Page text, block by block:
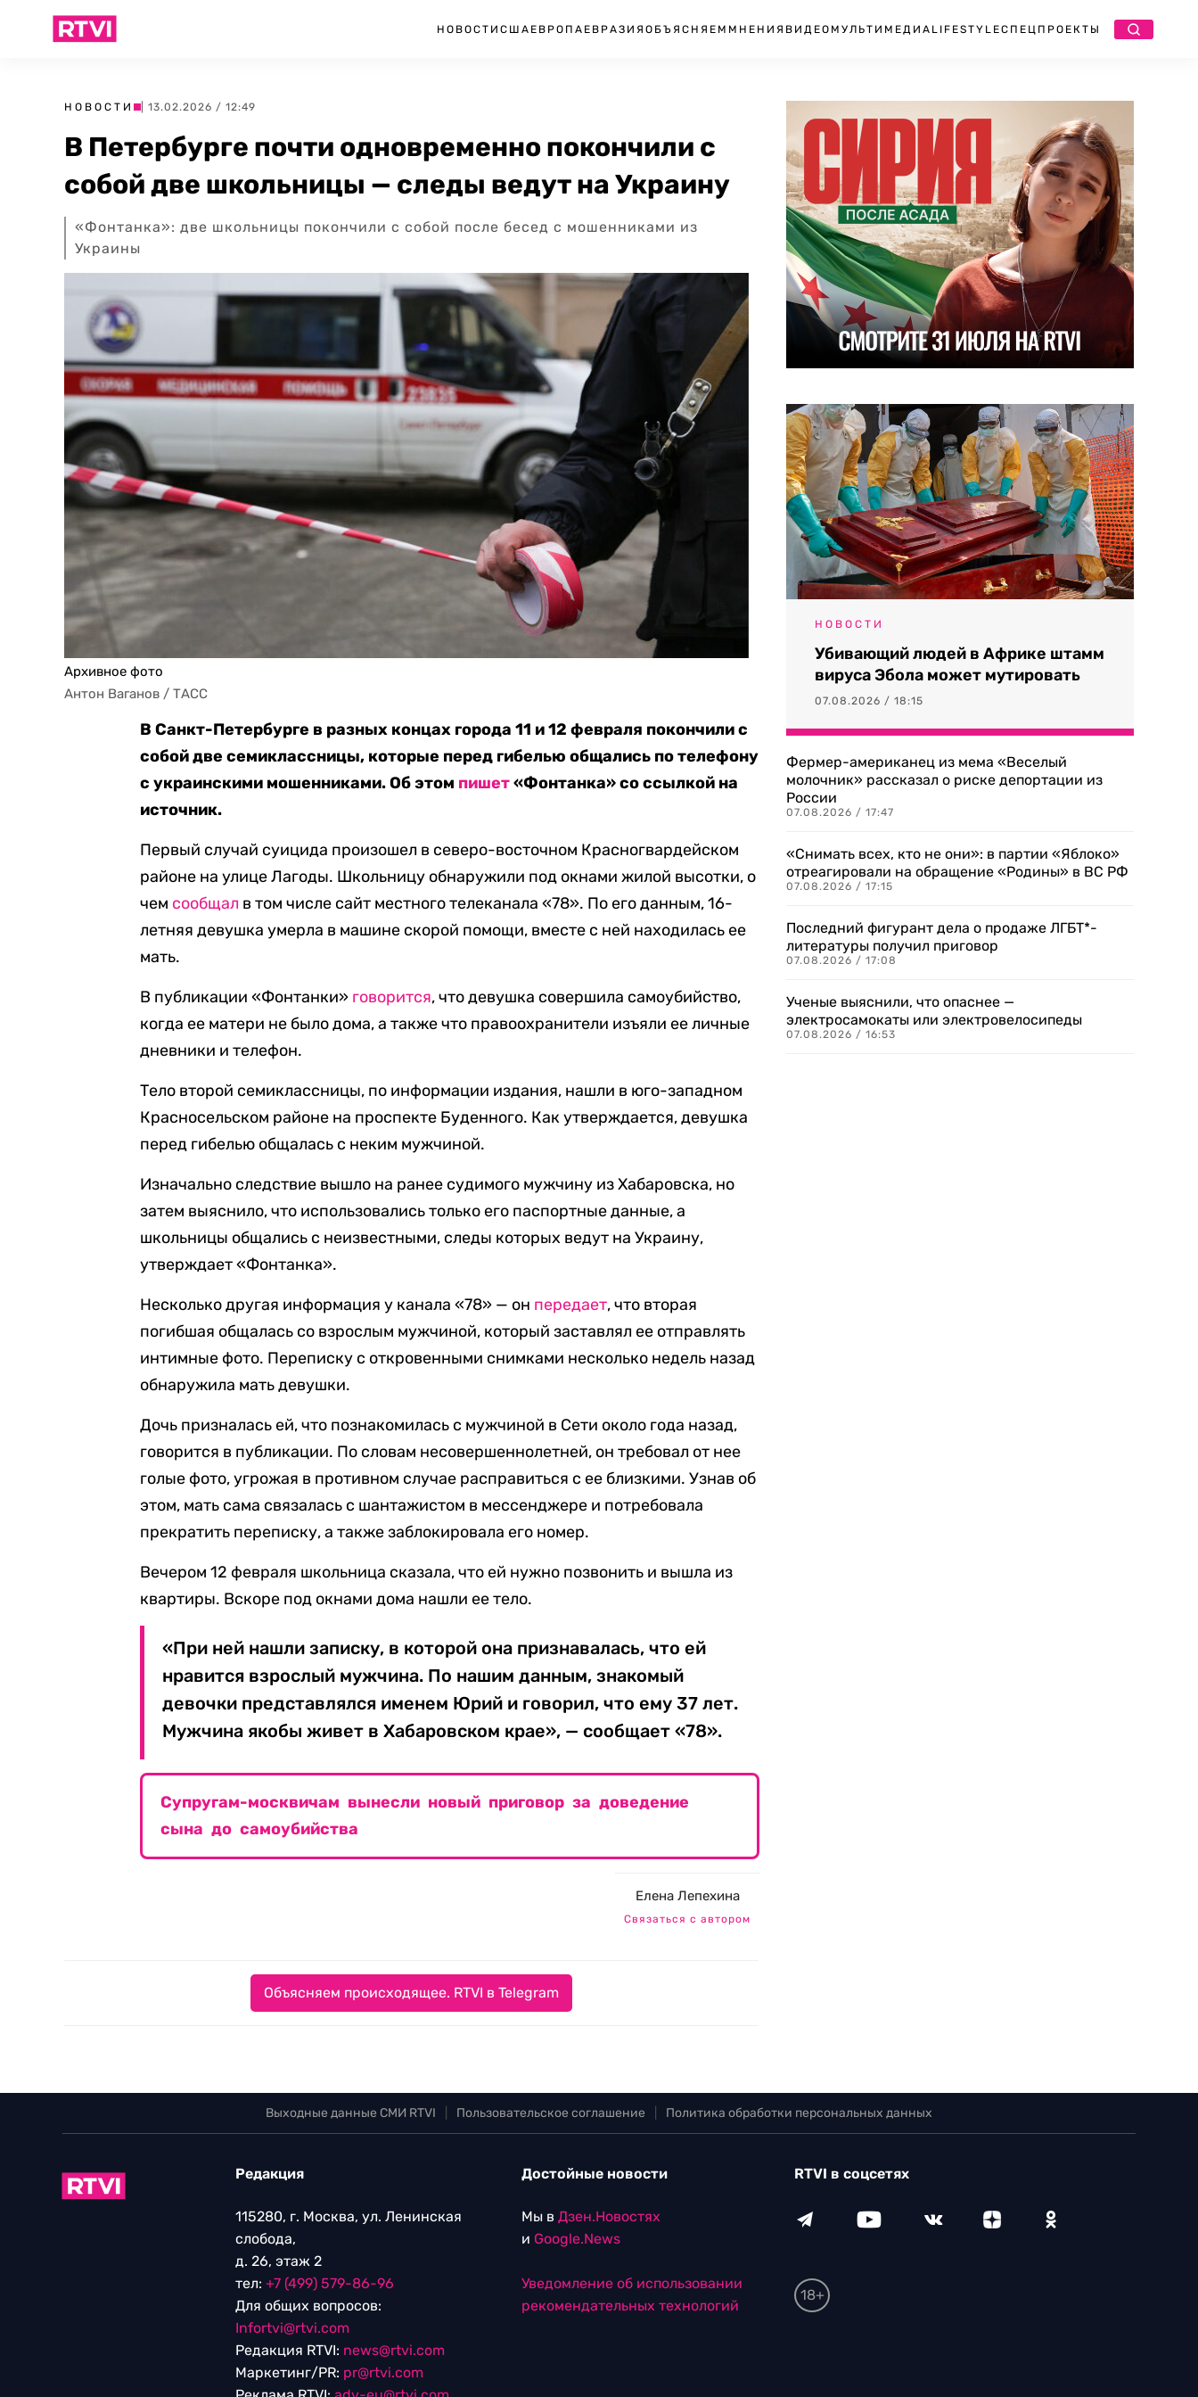
НОВОСТИ США ЕВРОПА ЕВРАЗИЯ ОБЪЯСНЯЕМ МНЕНИЯ ВИДЕО МУЛЬТИМЕДИА LIFESTYLEСПЕЦПРОЕКТЫ
НОВОСТИ | 13.02.2026 / 12:49
В Петербурге почти одновременно покончили с
собой две школьницы — следы ведут на Украину
«Фонтанка»: две школьницы покончили с собой после бесед с мошенниками из
Украины
Архивное фото
Антон Ваганов / ТАСС
В Санкт-Петербурге в разных концах города 11 и 12 февраля покончили с
собой две семиклассницы, которые перед гибелью общались по телефону
с украинскими мошенниками. Об этом пишет«Фонтанка» со ссылкой на
источник.
Первый случай суицида произошел в северо-восточном Красногвардейском
районе на улице Лагоды. Школьницу обнаружили под окнами жилой высотки, о
чем сообщал в том числе сайт местного телеканала «78». По его данным, 16-
летняя девушка умерла в машине скорой помощи, вместе с ней находилась ее
мать.
В публикации «Фонтанки» говорится, что девушка совершила самоубийство,
когда ее матери не было дома, а также что правоохранители изъяли ее личные
дневники и телефон.
Тело второй семиклассницы, по информации издания, нашли в юго-западном
Красносельском районе на проспекте Буденного. Как утверждается, девушка
перед гибелью общалась с неким мужчиной.
Изначально следствие вышло на ранее судимого мужчину из Хабаровска, но
затем выяснило, что использовались только его паспортные данные, а
школьницы общались с неизвестными, следы которых ведут на Украину,
утверждает «Фонтанка».
Несколько другая информация у канала «78» — он передает, что вторая
погибшая общалась со взрослым мужчиной, который заставлял ее отправлять
интимные фото. Переписку с откровенными снимками несколько недель назад
обнаружила мать девушки.
Дочь призналась ей, что познакомилась с мужчиной в Сети около года назад,
говорится в публикации. По словам несовершеннолетней, он требовал от нее
голые фото, угрожая в противном случае расправиться с ее близкими. Узнав об
этом, мать сама связалась с шантажистом в мессенджере и потребовала
прекратить переписку, а также заблокировала его номер.
Вечером 12 февраля школьница сказала, что ей нужно позвонить и вышла из
квартиры. Вскоре под окнами дома нашли ее тело.
«При ней нашли записку, в которой она признавалась, что ей
нравится взрослый мужчина. По нашим данным, знакомый
девочки представлялся именем Юрий и говорил, что ему 37 лет.
Мужчина якобы живет в Хабаровском крае», — сообщает «78».
Супругам-москвичам вынесли новый приговор за доведение
сына до самоубийства
Елена Лепехина
Связаться с автором
Объясняем происходящее. RTVI в Telegram
НОВОСТИ
Убивающий людей в Африке штамм
вируса Эбола может мутировать
07.08.2026 / 18:15
Фермер-американец из мема «Веселый
молочник» рассказал о риске депортации из
России
07.08.2026 / 17:47
«Снимать всех, кто не они»: в партии «Яблоко»
отреагировали на обращение «Родины» в ВС РФ
07.08.2026 / 17:15
Последний фигурант дела о продаже ЛГБТ*-
литературы получил приговор
07.08.2026 / 17:08
Ученые выяснили, что опаснее —
электросамокаты или электровелосипеды
07.08.2026 / 16:53
Выходные данные СМИ RTVI Пользовательское соглашение Политика обработки персональных данных
Редакция
115280, г. Москва, ул. Ленинская
слобода,
д. 26, этаж 2
тел: +7 (499) 579-86-96
Для общих вопросов:
Infortvi@rtvi.com
Редакция RTVI: news@rtvi.com
Маркетинг/PR: pr@rtvi.com
Достойные новости
Мы в Дзен.Новостях
и Google.News
Уведомление об использовании
рекомендательных технологий
RTVI в соцсетях
18+